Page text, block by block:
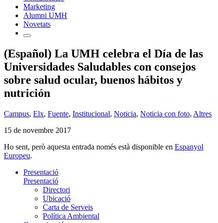
Marketing
Alumni UMH
Novetats
(Español) La UMH celebra el Día de las
Universidades Saludables con consejos
sobre salud ocular, buenos hábitos y
nutrición
Campus, Elx, Fuente, Institucional, Noticia, Noticia con foto, Altres
15 de novembre 2017
Ho sent, però aquesta entrada només està disponible en Espanyol
Europeu.
Presentació
Presentació
Directori
Ubicació
Carta de Serveis
Política Ambiental